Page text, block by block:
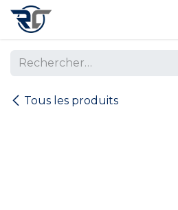
Se rendre au contenu
Tous les produits